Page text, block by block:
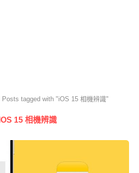
Posts tagged with "iOS 15 相機辨識"
IOS 15 相機辨識